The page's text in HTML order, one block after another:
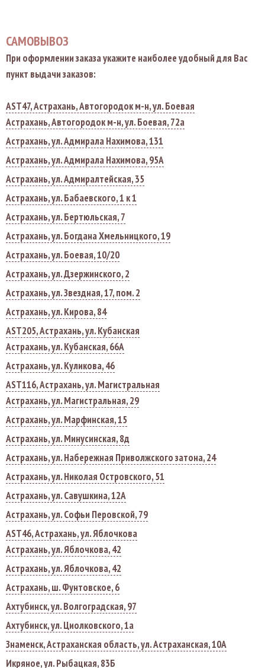
САМОВЫВОЗ
При оформлении заказа укажите наиболее удобный для Вас
пункт выдачи заказов:
AST47, Астрахань, Автогородок м-н, ул. Боевая
Астрахань, Автогородок м-н, ул. Боевая, 72а
Астрахань, ул. Адмирала Нахимова, 131
Астрахань, ул. Адмирала Нахимова, 95А
Астрахань, ул. Адмиралтейская, 35
Астрахань, ул. Бабаевского, 1 к 1
Астрахань, ул. Бертюльская, 7
Астрахань, ул. Богдана Хмельницкого, 19
Астрахань, ул. Боевая, 10/20
Астрахань, ул. Дзержинского, 2
Астрахань, ул. Звездная, 17, пом. 2
Астрахань, ул. Кирова, 84
AST205, Астрахань, ул. Кубанская
Астрахань, ул. Кубанская, 66А
Астрахань, ул. Куликова, 46
AST116, Астрахань, ул. Магистральная
Астрахань, ул. Магистральная, 29
Астрахань, ул. Марфинская, 15
Астрахань, ул. Минусинская, 8д
Астрахань, ул. Набережная Приволжского затона, 24
Астрахань, ул. Николая Островского, 51
Астрахань, ул. Савушкина, 12А
Астрахань, ул. Софьи Перовской, 79
AST46, Астрахань, ул. Яблочкова
Астрахань, ул. Яблочкова, 42
Астрахань, ул. Яблочкова, 42
Астрахань, ш. Фунтовское, 6
Ахтубинск, ул. Волгоградская, 97
Ахтубинск, ул. Циолковского, 1а
Знаменск, Астраханская область, ул. Астраханская, 10А
Икряное, ул. Рыбацкая, 83Б